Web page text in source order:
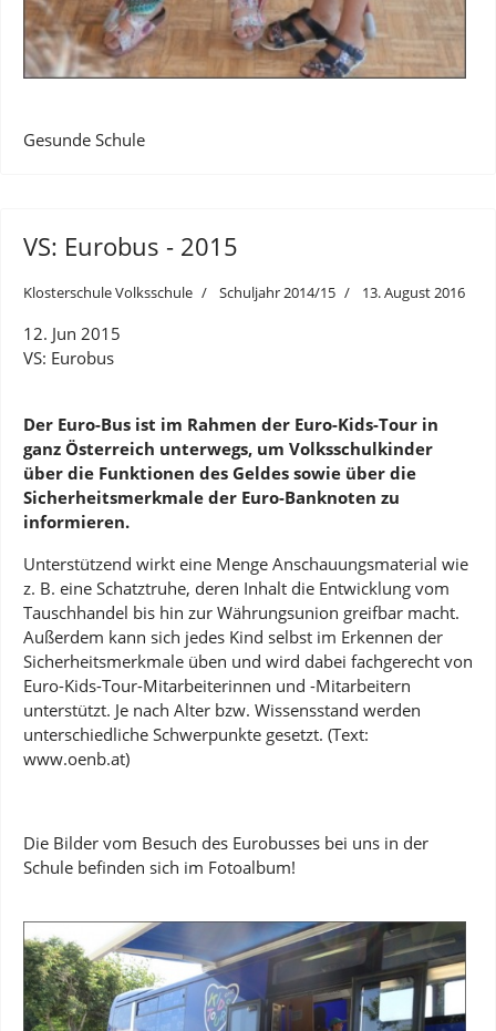
Gesunde Schule
VS: Eurobus - 2015
Klosterschule Volksschule Schuljahr 2014/15 13. August 2016
12. Jun 2015
VS: Eurobus
Der Euro-Bus ist im Rahmen der Euro-Kids-Tour in
ganz Österreich unterwegs, um Volksschulkinder
über die Funktionen des Geldes sowie über die
Sicherheitsmerkmale der Euro-Banknoten zu
informieren.
Unterstützend wirkt eine Menge Anschauungsmaterial wie
z. B. eine Schatztruhe, deren Inhalt die Entwicklung vom
Tauschhandel bis hin zur Währungsunion greifbar macht.
Außerdem kann sich jedes Kind selbst im Erkennen der
Sicherheitsmerkmale üben und wird dabei fachgerecht von
Euro-Kids-Tour-Mitarbeiterinnen und -Mitarbeitern
unterstützt. Je nach Alter bzw. Wissensstand werden
unterschiedliche Schwerpunkte gesetzt. (Text:
www.oenb.at)
Die Bilder vom Besuch des Eurobusses bei uns in der
Schule befinden sich im Fotoalbum!